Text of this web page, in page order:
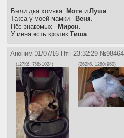
Были два хомяка: Мотя и Луша.
Такса у моей мамки - Веня.
Пёс знакомых - Мирон.
У меня есть кролик Тиша.
Аноним 01/07/16 Птн 23:32:29 №98464
(127Кб, 768x1024) (262Кб, 1280x960)